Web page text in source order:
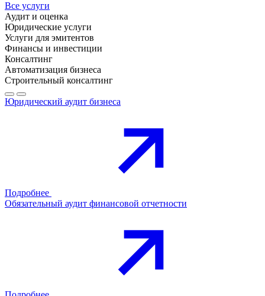
Все услуги
Аудит и оценка
Юридические услуги
Услуги для эмитентов
Финансы и инвестиции
Консалтинг
Автоматизация бизнеса
Строительный консалтинг
Юридический аудит бизнеса
Подробнее
Обязательный аудит финансовой отчетности